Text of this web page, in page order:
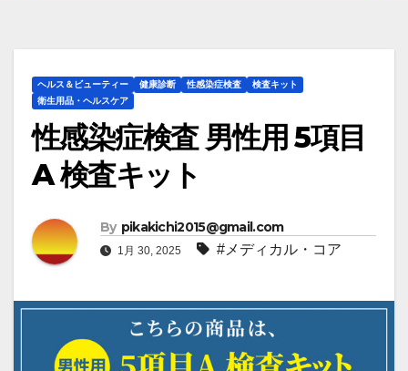
ヘルス＆ビューティー 健康診断 性感染症検査
検査キット
衛生用品・ヘルスケア
性感染症検査 男性用 5項目
A 検査キット
By pikakichi2015@gmail.com
1月 30, 2025 #メディカル・コア